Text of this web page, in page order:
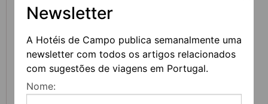
Newsletter
A Hotéis de Campo publica semanalmente uma
newsletter com todos os artigos relacionados
com sugestões de viagens em Portugal.
Nome:
FEIRA DO LIVRO DO PORTO REGRESSA COM
MAIS DE 200 ATIVIDADES DEDICADAS À
LITERATURA, MÚSICA E PENSAMENTO